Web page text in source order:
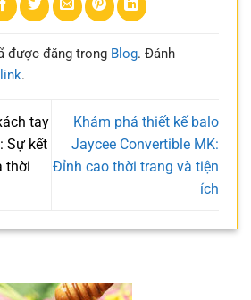
được đăng trong Blog. Đánh
.
tay
Sự kết
thời
Khám phá thiết kế balo
Jaycee Convertible MK:
Đỉnh cao thời trang và tiện
ích